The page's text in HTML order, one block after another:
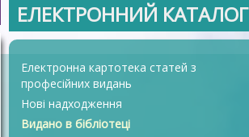
ЕЛЕКТРОННИЙ КАТАЛОГ
Електронна картотека статей з
професійних видань
Нові надходження
Видано в бібліотеці